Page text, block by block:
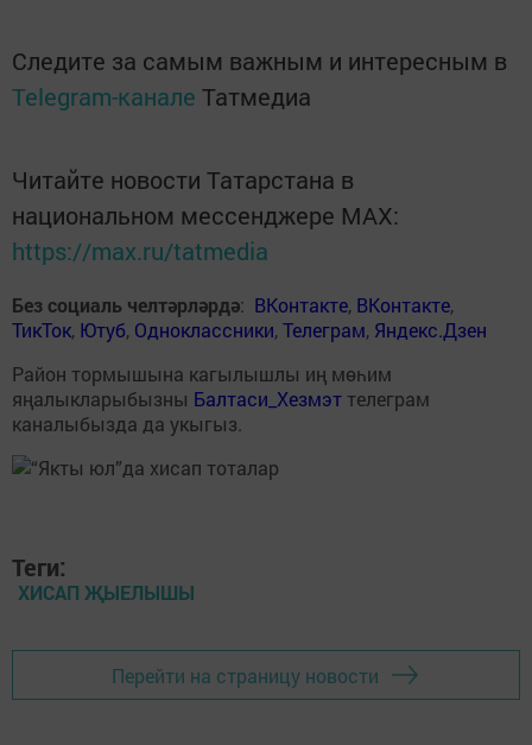
Следите за самым важным и интересным в
Telegram-канале Татмедиа
Читайте новости Татарстана в
национальном мессенджере MАХ:
https://max.ru/tatmedia
Без социаль челтәрләрдә: ВКонтакте, ВКонтакте,
ТикТок, Ютуб, Одноклассники,Телеграм, Яндекс.Дзен
Район тормышына кагылышлы иң мөһим
яңалыкларыбызны Балтаси_Хезмэт телеграм
каналыбызда да укыгыз.
Теги:
ХИСАП ҖЫЕЛЫШЫ
Перейти на страницу новости